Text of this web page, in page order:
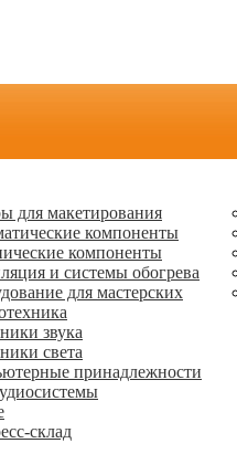
для макетирования
компоненты
компоненты
и системы обогрева
для мастерских
звука
света
принадлежности
склад